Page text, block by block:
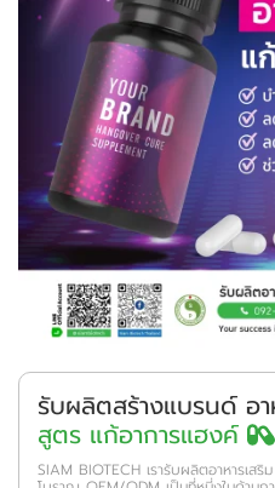
รับผลิตสร้างแบรนด์ อา
สูตร แก้อาการแฮงค์
SIAM BIOTECH เรารับผลิตอาหารเส